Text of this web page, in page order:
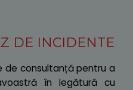
DE INCIDENTE
de consultanță pentru a
în legătură cu